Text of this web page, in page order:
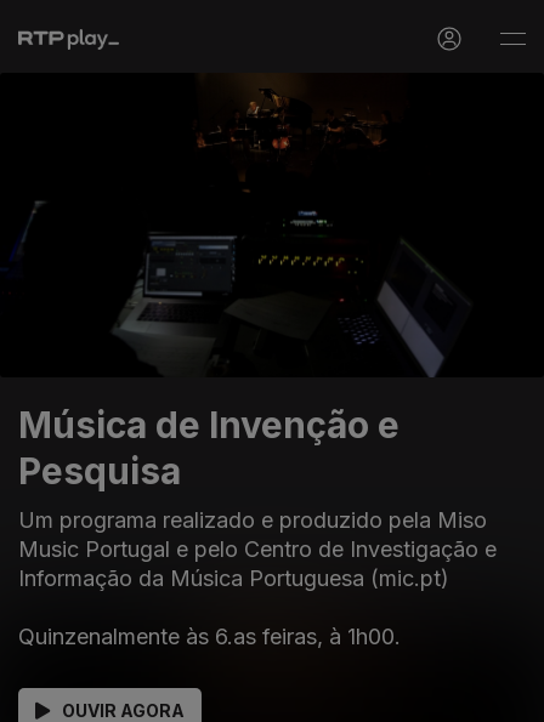
Música de Invenção e
Pesquisa
Um programa realizado e produzido pela Miso
Music Portugal e pelo Centro de Investigação e
Informação da Música Portuguesa (mic.pt)
Quinzenalmente às 6.as feiras, à 1h00.
OUVIR AGORA